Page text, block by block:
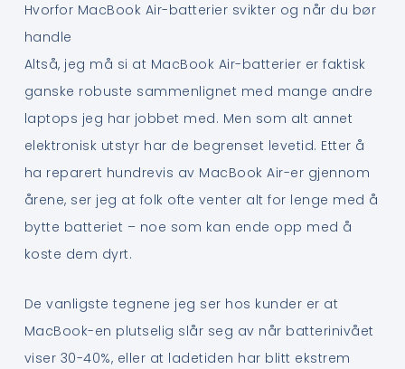
Hvorfor MacBook Air-batterier svikter og når du bør
handle
Altså, jeg må si at MacBook Air-batterier er faktisk
ganske robuste sammenlignet med mange andre
laptops jeg har jobbet med. Men som alt annet
elektronisk utstyr har de begrenset levetid. Etter å
ha reparert hundrevis av MacBook Air-er gjennom
årene, ser jeg at folk ofte venter alt for lenge med å
bytte batteriet – noe som kan ende opp med å
koste dem dyrt.
De vanligste tegnene jeg ser hos kunder er at
MacBook-en plutselig slår seg av når batterinivået
viser 30-40%, eller at ladetiden har blitt ekstrem